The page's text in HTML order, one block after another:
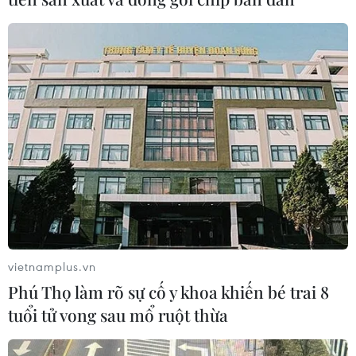
Hàn Quốc tái khẳng định mục tiêu
06/08/2026 15:33
Lở đất tại Philippines khiến ít nhất 4
người thiệt mạng
06/08/2026 15:06
Trung Quốc thử nghiệm tuyến tàu
cao tốc xuyên vùng đất đóng băng
vĩnh cửu
06/08/2026 12:35
vietnamplus.vn
Phú Thọ làm rõ sự cố y khoa khiến bé trai 8
tuổi tử vong sau mổ ruột thừa